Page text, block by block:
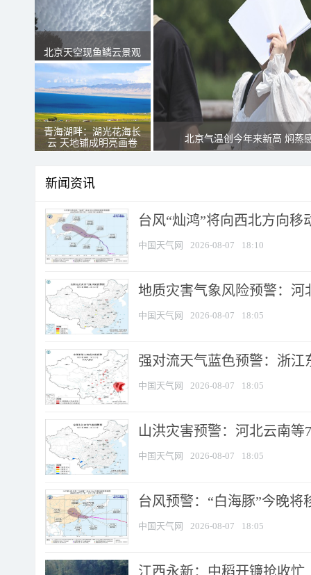
北京天空现鱼鳞云景观
青海湖畔：湖光花海长
云 天地铺成明亮画卷
北京气温创今年来新高 焖蒸
新闻资讯
台风“灿鸿”将向西北方向移
中国天气网 2026-08-07 18:10
地质灾害气象风险预警：河
中国天气网 2026-08-07 18:05
强对流天气蓝色预警：浙江
中国天气网 2026-08-07 18:05
山洪灾害预警：河北云南
中国天气网 2026-08-07 18:05
台风预警：“白海豚”今晚将
中国天气网 2026-08-07 18:05
江西永新：中稻开镰抢收忙